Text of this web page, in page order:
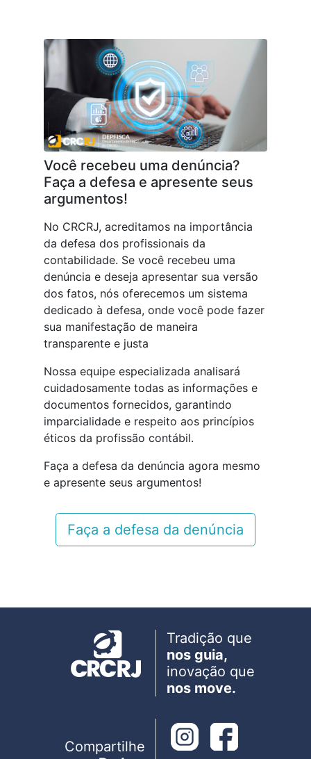
Você recebeu uma denúncia?
Faça a defesa e apresente seus
argumentos!
No CRCRJ, acreditamos na importância
da defesa dos profissionais da
contabilidade. Se você recebeu uma
denúncia e deseja apresentar sua versão
dos fatos, nós oferecemos um sistema
dedicado à defesa, onde você pode fazer
sua manifestação de maneira
transparente e justa
Nossa equipe especializada analisará
cuidadosamente todas as informações e
documentos fornecidos, garantindo
imparcialidade e respeito aos princípios
éticos da profissão contábil.
Faça a defesa da denúncia agora mesmo
e apresente seus argumentos!
Faça a defesa da denúncia
Tradição que
nos guia,
inovação que
nos move.
Compartilhe